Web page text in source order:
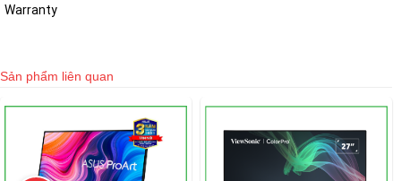
Warranty
Sản phẩm liên quan